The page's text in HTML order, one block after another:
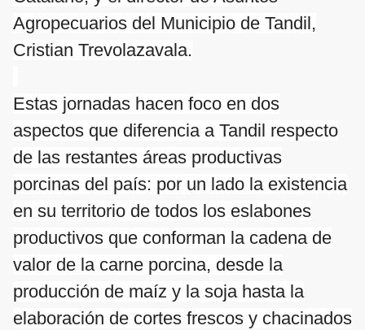
Agropecuarios del Municipio de Tandil,
Cristian Trevolazavala.
Estas jornadas hacen foco en dos
aspectos que diferencia a Tandil respecto
de las restantes áreas productivas
porcinas del país: por un lado la existencia
en su territorio de todos los eslabones
productivos que conforman la cadena de
valor de la carne porcina, desde la
producción de maíz y la soja hasta la
elaboración de cortes frescos y chacinados